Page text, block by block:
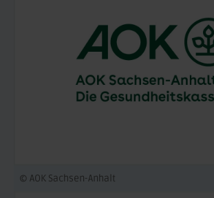
© AOK Sachsen-Anhalt